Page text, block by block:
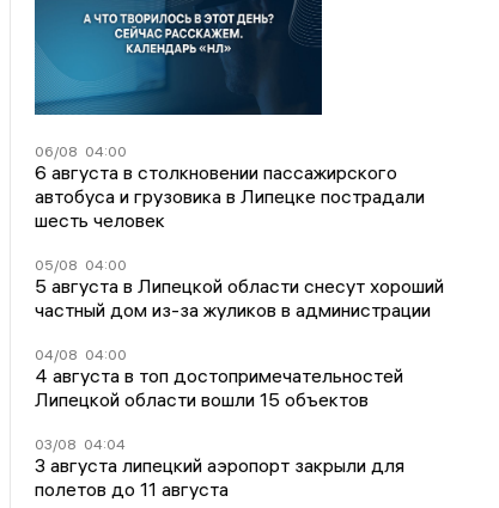
06/08 04:00
6 августа в столкновении пассажирского
автобуса и грузовика в Липецке пострадали
шесть человек
05/08 04:00
5 августа в Липецкой области снесут хороший
частный дом из-за жуликов в администрации
04/08 04:00
4 августа в топ достопримечательностей
Липецкой области вошли 15 объектов
03/08 04:04
3 августа липецкий аэропорт закрыли для
полетов до 11 августа